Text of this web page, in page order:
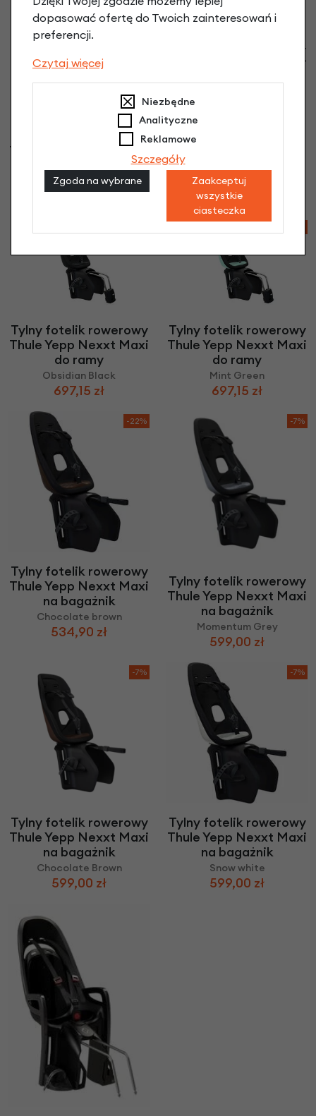
Tylny fotelik rowerowy
Thule Yepp Nexxt Maxi
Auqamarine blue
529,90 zł
Tylny fotelik rowerowy
Thule Yepp Nexxt Maxi
do ramy
Tylny fotelik rowerowy
Thule Yepp Nexxt Maxi
do ramy
Obsidian Black
697,15 zł
Tylny fotelik rowerowy
Thule Yepp Nexxt Maxi
do ramy
Mint Green
697,15 zł
-22%
Tylny fotelik rowerowy
Thule Yepp Nexxt Maxi
na bagażnik
Chocolate brown
534,90 zł
-7%
Tylny fotelik rowerowy
Thule Yepp Nexxt Maxi
na bagażnik
Momentum Grey
599,00 zł
-7%
Tylny fotelik rowerowy
Thule Yepp Nexxt Maxi
na bagażnik
Chocolate Brown
599,00 zł
-7%
Tylny fotelik rowerowy
Thule Yepp Nexxt Maxi
na bagażnik
Snow white
599,00 zł
dopasować ofertę do Twoich zainteresowań i
preferencji.
Czytaj więcej
Niezbędne
Analityczne
Reklamowe
Szczegóły
Zgoda na wybrane
Zaakceptuj
wszystkie
ciasteczka